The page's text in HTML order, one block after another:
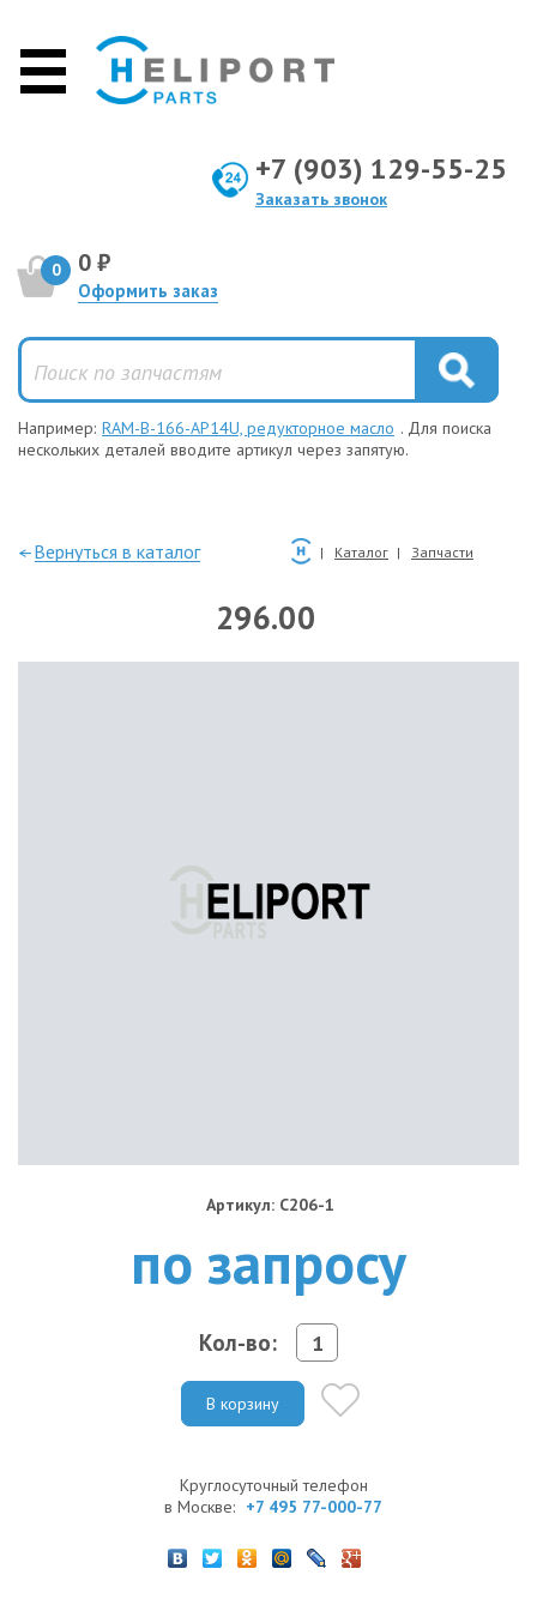
+7 (903) 129-55-25
Заказать звонок
0 0 ₽
Оформить заказ
Например: RAM-B-166-AP14U, редукторное масло . Для поиска
нескольких деталей вводите артикул через запятую.
—Вернуться в каталог Каталог Запчасти
296.00
Артикул: C206-1
по запросу
Кол-во:
В корзину
Круглосуточный телефон
в Москве: +7 495 77-000-77